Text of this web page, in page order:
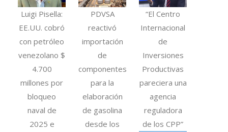
Luigi Pisella:
EE.UU. cobró
con petróleo
venezolano $
4.700
millones por
bloqueo
naval de
2025 e
PDVSA
reactivó
importación
de
componentes
para la
elaboración
de gasolina
desde los
“El Centro
Internacional
de
Inversiones
Productivas
pareciera una
agencia
reguladora
de los CPP”